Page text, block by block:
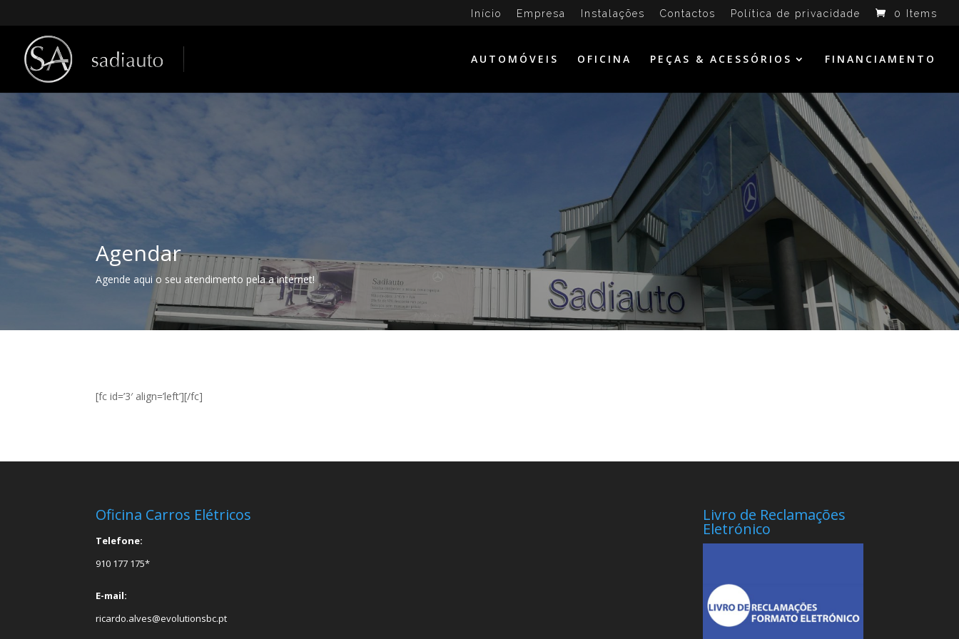
Início Empresa Instalações Contactos Política de privacidade 0 Items
AUTOMÓVEIS OFICINA PEÇAS & ACESSÓRIOS FINANCIAMENTO
Agendar
Agende aqui o seu atendimento pela a internet!
[fc id=’3′ align=’left’][/fc]
Oficina Carros Elétricos
Telefone:
910 177 175*
E-mail:
ricardo.alves@evolutionsbc.pt
Livro de Reclamações
Eletrónico